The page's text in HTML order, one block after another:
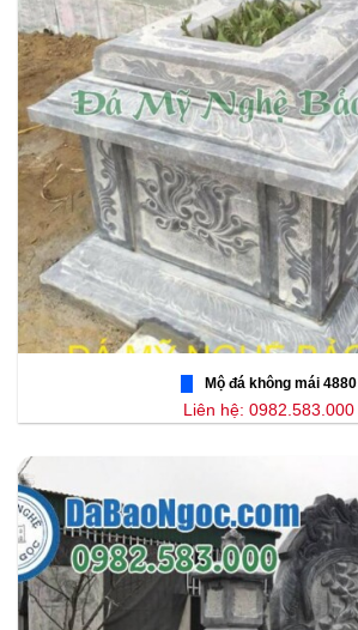
Mộ đá không mái 4880
Liên hệ: 0982.583.000